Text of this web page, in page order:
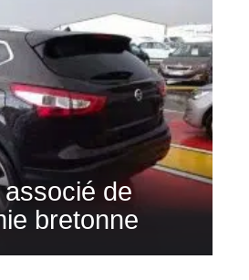
de
bretonne